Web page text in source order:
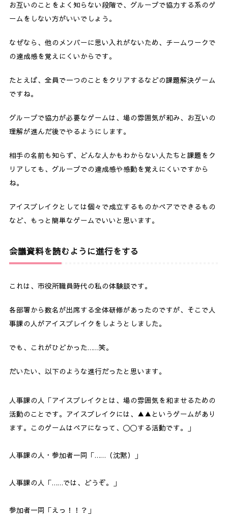
お互いのことをよく知らない段階で、グループで協力する系のゲ
ームをしない方がいいでしょう。
なぜなら、他のメンバーに思い入れがないため、チームワークで
の達成感を覚えにくいからです。
たとえば、全員で一つのことをクリアするなどの課題解決ゲーム
ですね。
グループで協力が必要なゲームは、場の雰囲気が和み、お互いの
理解が進んだ後でやるようにします。
相手の名前も知らず、どんな人かもわからない人たちと課題をク
リアしても、グループでの達成感や感動を覚えにくいですから
ね。
アイスブレイクとしては個々で成立するものかペアでできるもの
など、もっと簡単なゲームでいいと思います。
会議資料を読むように進行をする
これは、市役所職員時代の私の体験談です。
各部署から数名が出席する全体研修があったのですが、そこで人
事課の人がアイスブレイクをしようとしました。
でも、これがひどかった……笑。
だいたい、以下のような進行だったと思います。
人事課の人「アイスブレイクとは、場の雰囲気を和ませるための
活動のことです。アイスブレイクには、▲▲というゲームがあり
ます。このゲームはペアになって、〇〇する活動です。」
人事課の人・参加者一同「……（沈黙）」
人事課の人「……では、どうぞ。」
参加者一同「えっ！！？」